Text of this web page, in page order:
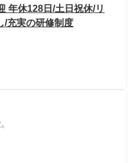
年休128日/土日祝休/リ
/充実の研修制度